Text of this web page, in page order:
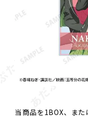
当商品を1BOX、ま